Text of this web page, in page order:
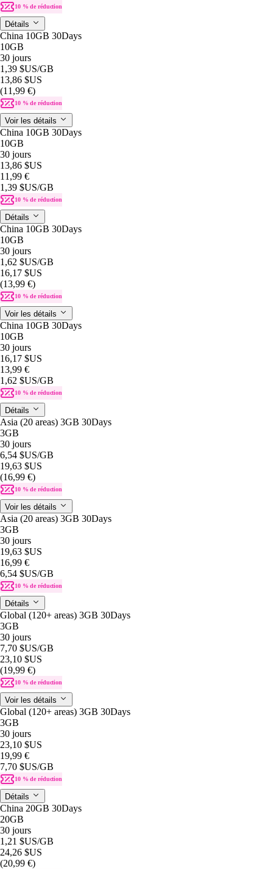
10 % de réduction
Détails
China 10GB 30Days
10GB
30 jours
1,39 $US/GB
13,86 $US
(11,99 €)
10 % de réduction
Voir les détails
China 10GB 30Days
10GB
30 jours
13,86 $US
11,99 €
1,39 $US/GB
10 % de réduction
Détails
China 10GB 30Days
10GB
30 jours
1,62 $US/GB
16,17 $US
(13,99 €)
10 % de réduction
Voir les détails
China 10GB 30Days
10GB
30 jours
16,17 $US
13,99 €
1,62 $US/GB
10 % de réduction
Détails
Asia (20 areas) 3GB 30Days
3GB
30 jours
6,54 $US/GB
19,63 $US
(16,99 €)
10 % de réduction
Voir les détails
Asia (20 areas) 3GB 30Days
3GB
30 jours
19,63 $US
16,99 €
6,54 $US/GB
10 % de réduction
Détails
Global (120+ areas) 3GB 30Days
3GB
30 jours
7,70 $US/GB
23,10 $US
(19,99 €)
10 % de réduction
Voir les détails
Global (120+ areas) 3GB 30Days
3GB
30 jours
23,10 $US
19,99 €
7,70 $US/GB
10 % de réduction
Détails
China 20GB 30Days
20GB
30 jours
1,21 $US/GB
24,26 $US
(20,99 €)